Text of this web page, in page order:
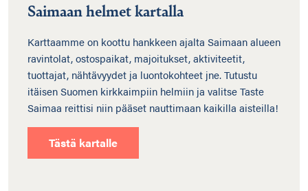
Saimaan helmet kartalla
Karttaamme on koottu hankkeen ajalta Saimaan alueen
ravintolat, ostospaikat, majoitukset, aktiviteetit,
tuottajat, nähtävyydet ja luontokohteet jne. Tutustu
itäisen Suomen kirkkaimpiin helmiin ja valitse Taste
Saimaa reittisi niin pääset nauttimaan kaikilla aisteilla!
Tästä kartalle